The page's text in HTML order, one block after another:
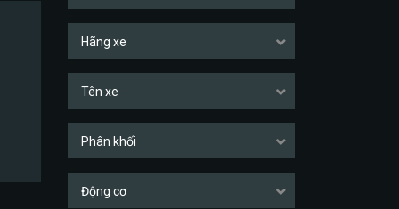
Hãng xe
Tên xe
Phân khối
Động cơ